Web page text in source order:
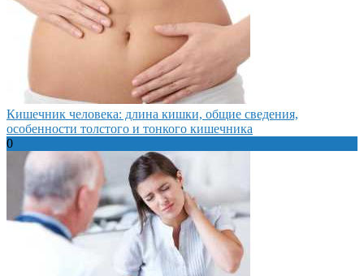
Кишечник человека: длина кишки, общие сведения,
особенности толстого и тонкого кишечника
0